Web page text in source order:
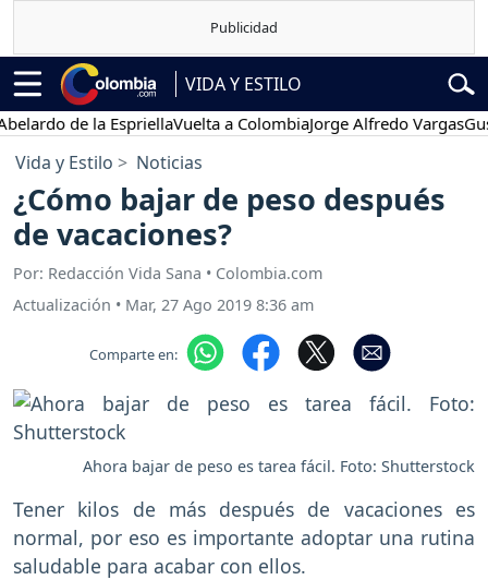
VIDA Y ESTILO
de la EspriellaVuelta a ColombiaJorge Alfredo VargasGustavo
Vida y Estilo Noticias
¿Cómo bajar de peso después
de vacaciones?
Por: Redacción Vida Sana • Colombia.com
Actualización • Mar, 27 Ago 2019 8:36 am
Comparte en:
Ahora bajar de peso es tarea fácil. Foto: Shutterstock
Tener kilos de más después de vacaciones es
normal, por eso es importante adoptar una rutina
saludable para acabar con ellos.